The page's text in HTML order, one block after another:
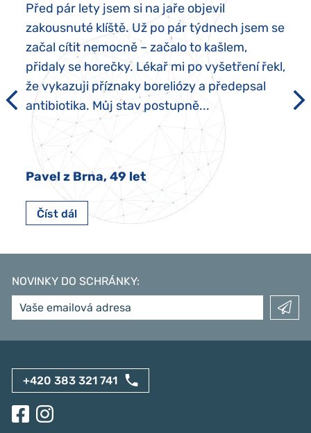
Před pár lety jsem si na jaře objevil
zakousnuté klíště. Už po pár týdnech jsem se
začal cítit nemocně – začalo to kašlem,
přidaly se horečky. Lékař mi po vyšetření řekl,
že vykazuji příznaky boreliózy a předepsal
antibiotika. Můj stav postupně...
Pavel z Brna, 49 let
Číst dál
NOVINKY DO SCHRÁNKY:
+420 383 321 741